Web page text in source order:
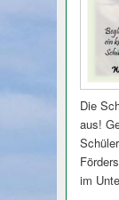
Die
aus!
im